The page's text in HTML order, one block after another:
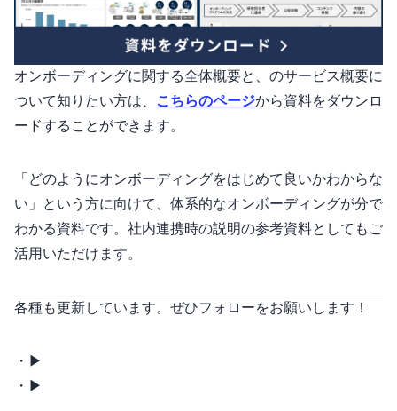
オンボーディングに関する全体概要と、Omboのサービス概要に
ついて知りたい方は、
こちらのページから資料をダウンロ
ードすることができます。
「どのようにオンボーディングをはじめて良いかわからな
い」という方に向けて、体系的なオンボーディングが3分で
わかる資料です。社内連携時の説明の参考資料としてもご
活用いただけます。
各種SNSも更新しています。ぜひフォローをお願いします！
・Ombo X ▶︎
・Ombo Facebook ▶︎